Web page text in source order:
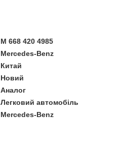
M 668 420 4985
Mercedes-Benz
Китай
Новий
Аналог
Легковий автомобіль
Mercedes-Benz